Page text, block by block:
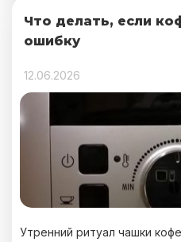
Что делать, если
ошибку
12.06.2026
Утренний ритуал чашки